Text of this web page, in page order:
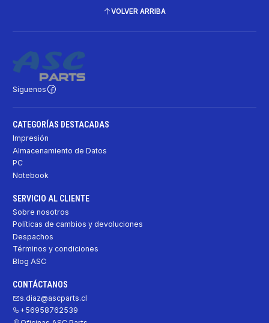
VOLVER ARRIBA
Síguenos
CATEGORÍAS DESTACADAS
Impresión
Almacenamiento de Datos
PC
Notebook
SERVICIO AL CLIENTE
Sobre nosotros
Políticas de cambios y devoluciones
Despachos
Términos y condiciones
Blog ASC
CONTÁCTANOS
s.diaz@ascparts.cl
+56958762539